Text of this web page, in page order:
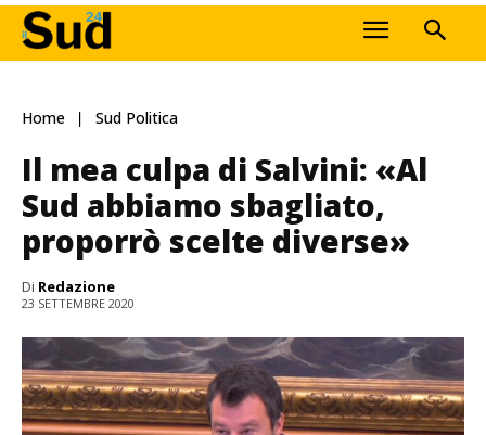
Home Sud Politica
Il mea culpa di Salvini: «Al
Sud abbiamo sbagliato,
proporrò scelte diverse»
Di Redazione
23 SETTEMBRE 2020